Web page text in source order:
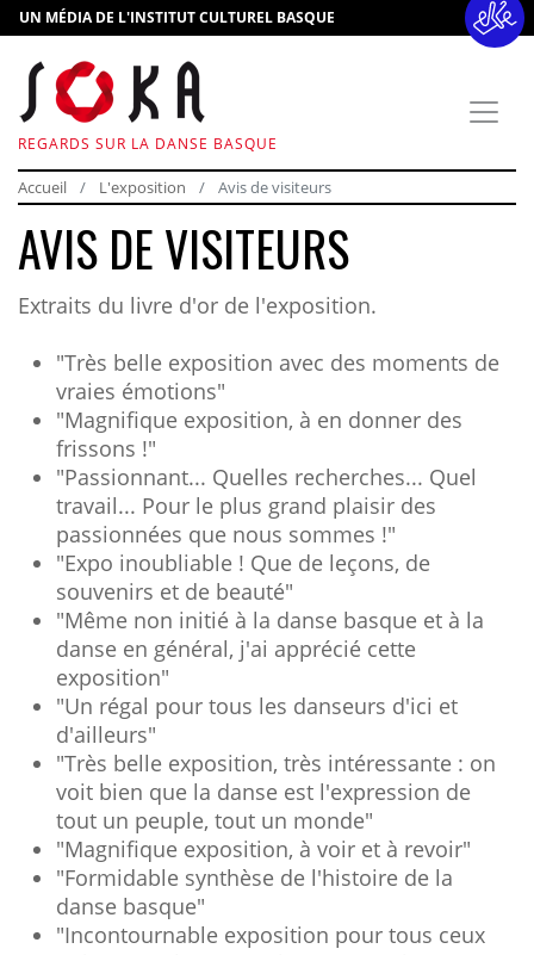
UN MÉDIA DE L'INSTITUT CULTUREL BASQUE
REGARDS SUR LA DANSE BASQUE
Accueil L'exposition Avis de visiteurs
AVIS DE VISITEURS
Extraits du livre d'or de l'exposition.
"Très belle exposition avec des moments de
vraies émotions"
"Magnifique exposition, à en donner des
frissons !"
"Passionnant... Quelles recherches... Quel
travail... Pour le plus grand plaisir des
passionnées que nous sommes !"
"Expo inoubliable ! Que de leçons, de
souvenirs et de beauté"
"Même non initié à la danse basque et à la
danse en général, j'ai apprécié cette
exposition"
"Un régal pour tous les danseurs d'ici et
d'ailleurs"
"Très belle exposition, très intéressante : on
voit bien que la danse est l'expression de
tout un peuple, tout un monde"
"Magnifique exposition, à voir et à revoir"
"Formidable synthèse de l'histoire de la
danse basque"
"Incontournable exposition pour tous ceux